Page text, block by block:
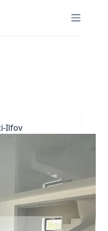
Ilfov